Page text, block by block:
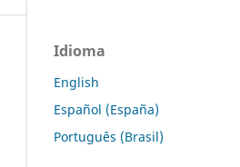
Idioma
English
Español (España)
Português (Brasil)